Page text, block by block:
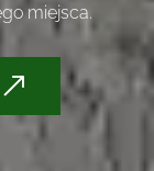
miejsca.